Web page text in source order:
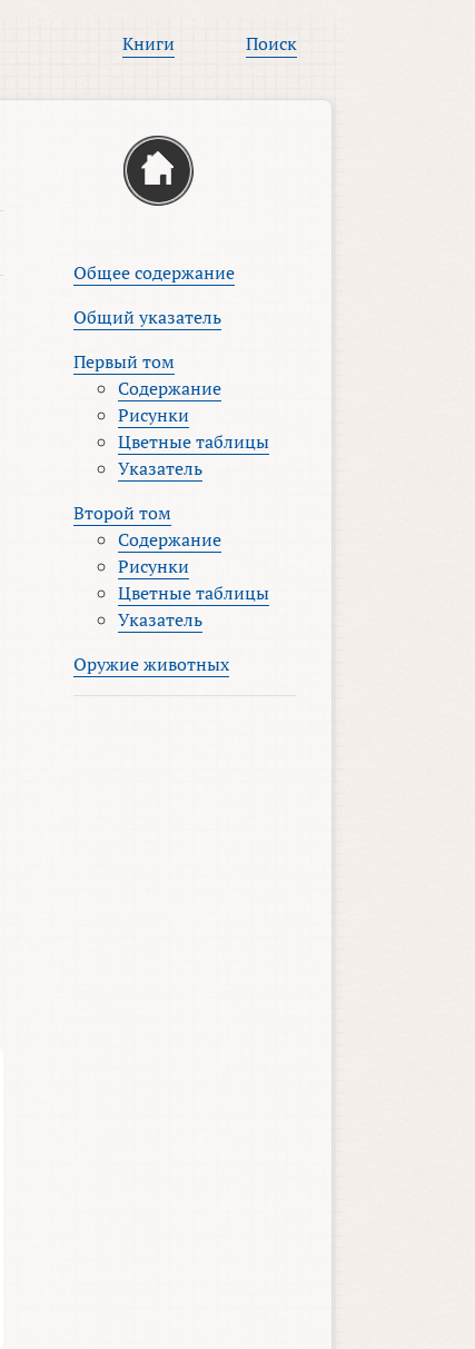
Книги Поиск
Общее содержание
Общий указатель
Первый том
Содержание
Рисунки
Цветные таблицы
Указатель
Второй том
Содержание
Рисунки
Цветные таблицы
Указатель
Оружие животных